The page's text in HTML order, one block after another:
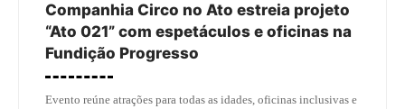
Companhia Circo no Ato estreia projeto
“Ato 021” com espetáculos e oficinas na
Fundição Progresso
Evento reúne atrações para todas as idades, oficinas inclusivas e